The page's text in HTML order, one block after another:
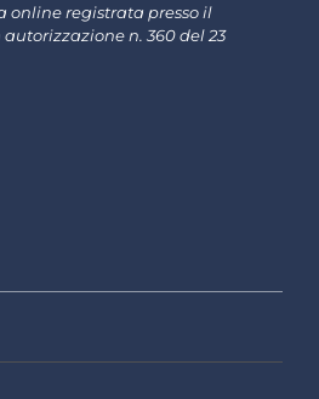
online registrata presso il
n. 360 del 23